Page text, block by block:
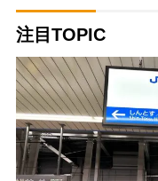
注目TOPIC